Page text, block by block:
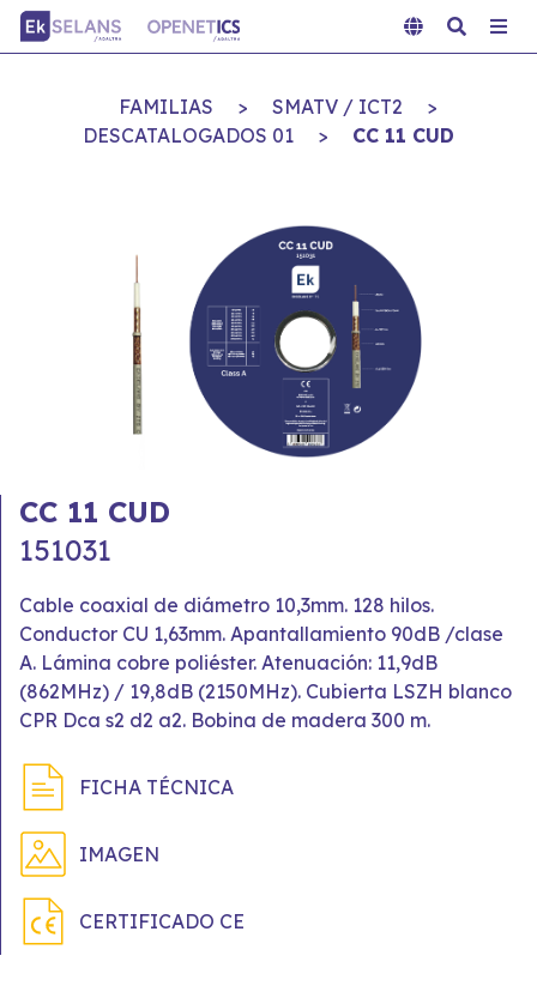
FAMILIAS > SMATV / ICT2
>
DESCATALOGADOS 01
> CC 11 CUD
CC 11 CUD
151031
Cable coaxial de diámetro 10,3mm. 128 hilos.
Conductor CU 1,63mm. Apantallamiento 90dB /clase
A. Lámina cobre poliéster. Atenuación: 11,9dB
(862MHz) / 19,8dB (2150MHz). Cubierta LSZH blanco
CPR Dca s2 d2 a2. Bobina de madera 300 m.
FICHA TÉCNICA
IMAGEN
CERTIFICADO CE